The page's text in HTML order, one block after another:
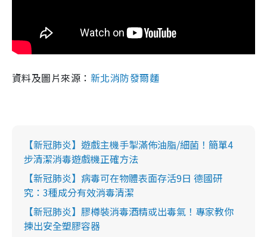
資料及圖片來源： 新北消防發爾麵
【新冠肺炎】遊戲主機手掣滿佈油脂/細菌！簡單4
步清潔消毒遊戲機正確方法
【新冠肺炎】病毒可在物體表面存活9日 德國研
究：3種成分有效消毒清潔
【新冠肺炎】膠樽裝消毒酒精或出毒氣！專家教你
揀出安全塑膠容器